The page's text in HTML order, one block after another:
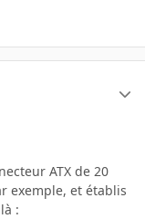
ATX de 20
exemple, et établis
: